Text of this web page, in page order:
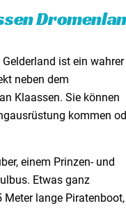
ist ein wahrer
neben dem
Klaassen. Sie können
kommen
einem Prinzen- und
Etwas ganz
Meter lange Piratenboot,